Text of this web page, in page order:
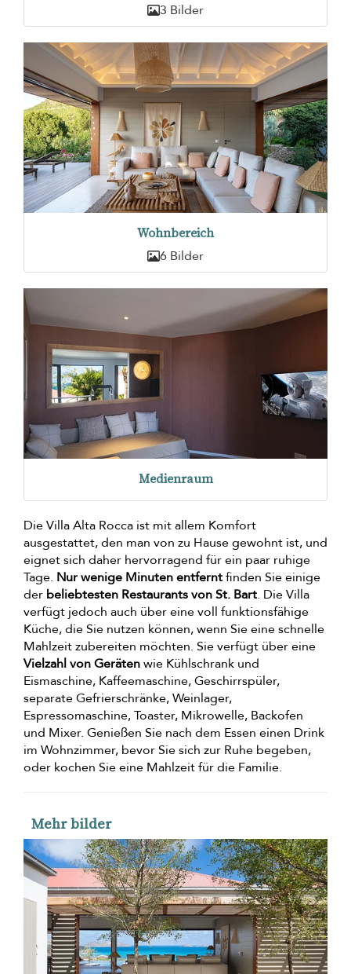
3 Bilder
Wohnbereich
6 Bilder
Medienraum
Die Villa Alta Rocca ist mit allem Komfort
ausgestattet, den man von zu Hause gewohnt ist, und
eignet sich daher hervorragend für ein paar ruhige
Tage. Nur wenige Minuten entferntfinden Sie einige
der beliebtesten Restaurants von St. Bart. Die Villa
verfügt jedoch auch über eine voll funktionsfähige
Küche, die Sie nutzen können, wenn Sie eine schnelle
Mahlzeit zubereiten möchten. Sie verfügt über eine
Vielzahl von Gerätenwie Kühlschrank und
Eismaschine, Kaffeemaschine, Geschirrspüler,
separate Gefrierschränke, Weinlager,
Espressomaschine, Toaster, Mikrowelle, Backofen
und Mixer. Genießen Sie nach dem Essen einen Drink
im Wohnzimmer, bevor Sie sich zur Ruhe begeben,
oder kochen Sie eine Mahlzeit für die Familie.
Mehr bilder